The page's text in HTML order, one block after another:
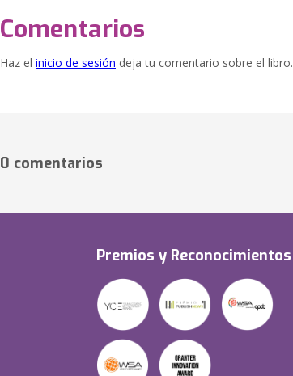
Comentarios
Haz el inicio de sesión deja tu comentario sobre el libro.
0 comentarios
Premios y Reconocimientos